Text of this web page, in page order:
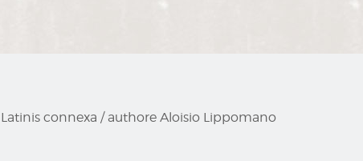
connexa / authore Aloisio Lippomano